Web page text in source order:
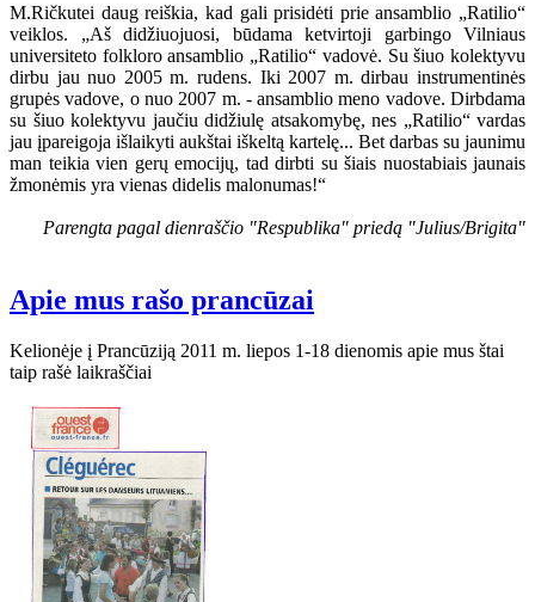
M.Ričkutei daug reiškia, kad gali prisidėti prie ansamblio „Ratilio“
veiklos. „Aš didžiuojuosi, būdama ketvirtoji garbingo Vilniaus
universiteto folkloro ansamblio „Ratilio“ vadovė. Su šiuo kolektyvu
dirbu jau nuo 2005 m. rudens. Iki 2007 m. dirbau instrumentinės
grupės vadove, o nuo 2007 m. - ansamblio meno vadove. Dirbdama
su šiuo kolektyvu jaučiu didžiulę atsakomybę, nes „Ratilio“ vardas
jau įpareigoja išlaikyti aukštai iškeltą kartelę... Bet darbas su jaunimu
man teikia vien gerų emocijų, tad dirbti su šiais nuostabiais jaunais
žmonėmis yra vienas didelis malonumas!“
Parengta pagal dienraščio "Respublika" priedą "Julius/Brigita"
Apie mus rašo prancūzai
Kelionėje į Prancūziją 2011 m. liepos 1-18 dienomis apie mus štai
taip rašė laikraščiai